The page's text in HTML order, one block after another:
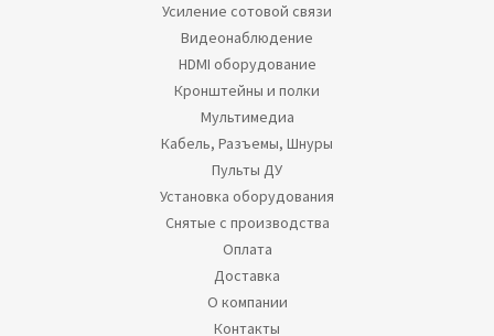
Усиление сотовой связи
Видеонаблюдение
HDMI оборудование
Кронштейны и полки
Мультимедиа
Кабель, Разъемы, Шнуры
Пульты ДУ
Установка оборудования
Снятые с производства
Оплата
Доставка
О компании
Контакты